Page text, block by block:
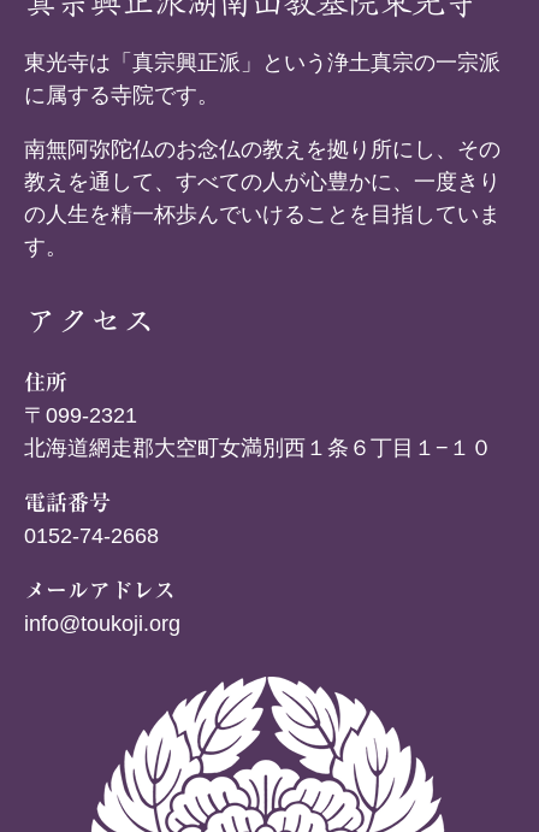
東光寺は「真宗興正派」という浄土真宗の一宗派
に属する寺院です。
南無阿弥陀仏のお念仏の教えを拠り所にし、その
教えを通して、すべての人が心豊かに、一度きり
の人生を精一杯歩んでいけることを目指していま
す。
アクセス
住所
〒099-2321
北海道網走郡大空町女満別西１条６丁目１−１０
電話番号
0152-74-2668
メールアドレス
info@toukoji.org